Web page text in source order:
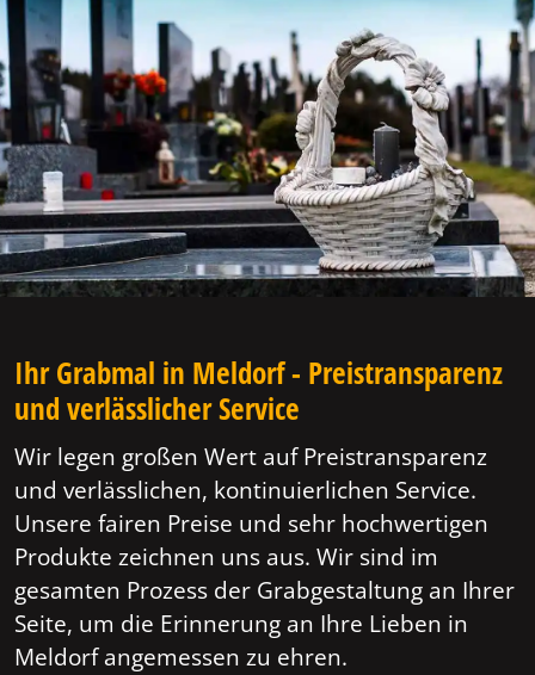
Ihr Grabmal in Meldorf - Preistransparenz
und verlässlicher Service
Wir legen großen Wert auf Preistransparenz
und verlässlichen, kontinuierlichen Service.
Unsere fairen Preise und sehr hochwertigen
Produkte zeichnen uns aus. Wir sind im
gesamten Prozess der Grabgestaltung an Ihrer
Seite, um die Erinnerung an Ihre Lieben in
Meldorf angemessen zu ehren.